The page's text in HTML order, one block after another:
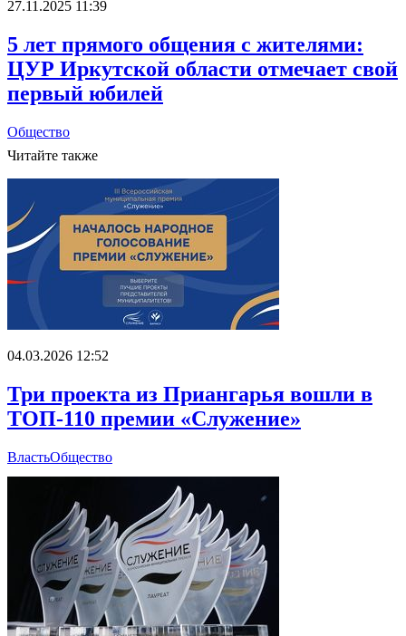
27.11.2025 11:39
5 лет прямого общения с жителями:
ЦУР Иркутской области отмечает свой
первый юбилей
Общество
Читайте также
04.03.2026 12:52
Три проекта из Приангарья вошли в
ТОП-110 премии «Служение»
ВластьОбщество